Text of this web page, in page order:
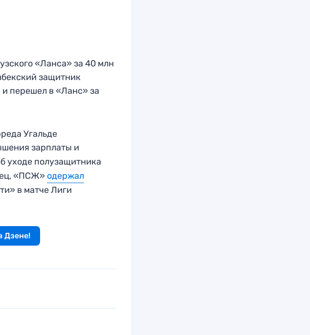
«Ланса» за 40 млн
защитник
перешел в «Ланс» за
Угальде
зарплаты и
уходе полузащитника
«ПСЖ» одержал
в матче Лиги
Дзене!